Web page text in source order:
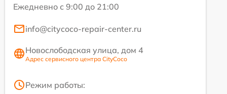
Ежедневно с 9:00 до 21:00
info@citycoco-repair-center.ru
Новослободская улица, дом 4
Адрес сервисного центра CityCoco
Режим работы: